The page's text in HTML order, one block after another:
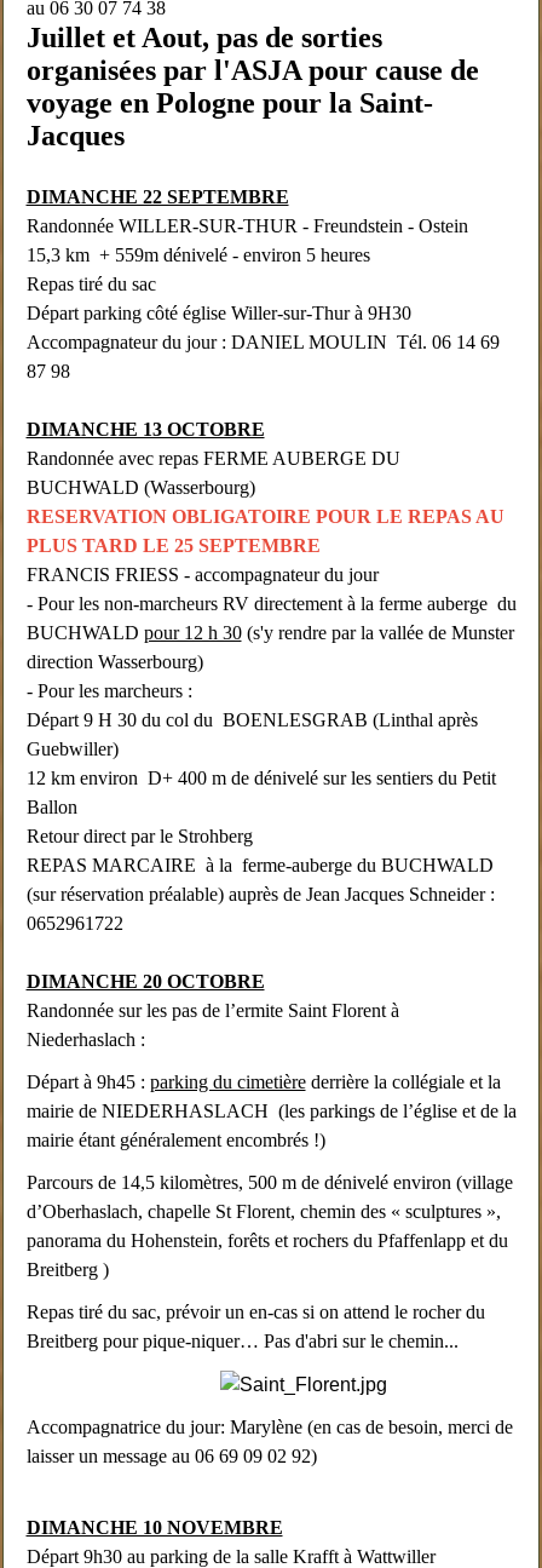
au 06 30 07 74 38
Juillet et Aout, pas de sorties
organisées par l'ASJA pour cause de
voyage en Pologne pour la Saint-
Jacques
DIMANCHE 22 SEPTEMBRE
Randonnée WILLER-SUR-THUR - Freundstein - Ostein
15,3 km + 559m dénivelé - environ 5 heures
Repas tiré du sac
Départ parking côté église Willer-sur-Thur à 9H30
Accompagnateur du jour : DANIEL MOULIN Tél. 06 14 69
87 98
DIMANCHE 13 OCTOBRE
Randonnée avec repas FERME AUBERGE DU
BUCHWALD (Wasserbourg)
RESERVATION OBLIGATOIRE POUR LE REPAS AU
PLUS TARD LE 25 SEPTEMBRE
FRANCIS FRIESS - accompagnateur du jour
- Pour les non-marcheurs RV directement à la ferme auberge du
BUCHWALD pour 12 h 30(s'y rendre par la vallée de Munster
direction Wasserbourg)
- Pour les marcheurs :
Départ 9 H 30 du col du BOENLESGRAB (Linthal après
Guebwiller)
12 km environ D+ 400 m de dénivelé sur les sentiers du Petit
Ballon
Retour direct par le Strohberg
REPAS MARCAIRE à la ferme-auberge du BUCHWALD
(sur réservation préalable) auprès de Jean Jacques Schneider :
0652961722
DIMANCHE 20 OCTOBRE
Randonnée sur les pas de l’ermite Saint Florent à
Niederhaslach :
Départ à 9h45 : parking du cimetièrederrière la collégiale et la
mairie de NIEDERHASLACH (les parkings de l’église et de la
mairie étant généralement encombrés !)
Parcours de 14,5 kilomètres, 500 m de dénivelé environ (village
d’Oberhaslach, chapelle St Florent, chemin des « sculptures »,
panorama du Hohenstein, forêts et rochers du Pfaffenlapp et du
Breitberg )
Repas tiré du sac, prévoir un en-cas si on attend le rocher du
Breitberg pour pique-niquer… Pas d'abri sur le chemin...
Accompagnatrice du jour: Marylène (en cas de besoin, merci de
laisser un message au 06 69 09 02 92)
DIMANCHE 10 NOVEMBRE
Départ 9h30 au parking de la salle Krafft à Wattwiller